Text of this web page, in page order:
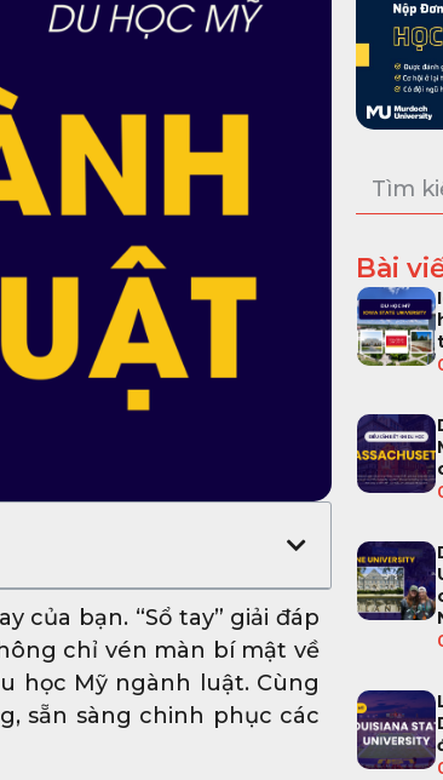
của bạn. “Sổ tay” giải đáp
chỉ vén màn bí mật về
học Mỹ ngành luật. Cùng
sẵn sàng chinh phục các
Bài